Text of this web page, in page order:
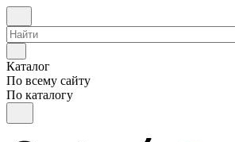
Каталог
По всему сайту
По каталогу